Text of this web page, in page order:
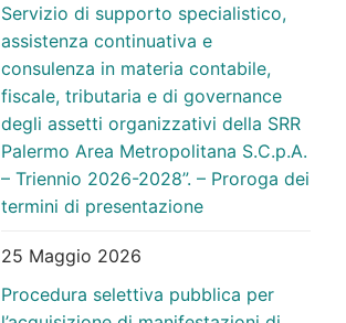
Servizio di supporto specialistico,
assistenza continuativa e
consulenza in materia contabile,
fiscale, tributaria e di governance
degli assetti organizzativi della SRR
Palermo Area Metropolitana S.C.p.A.
– Triennio 2026-2028”. – Proroga dei
termini di presentazione
25 Maggio 2026
Procedura selettiva pubblica per